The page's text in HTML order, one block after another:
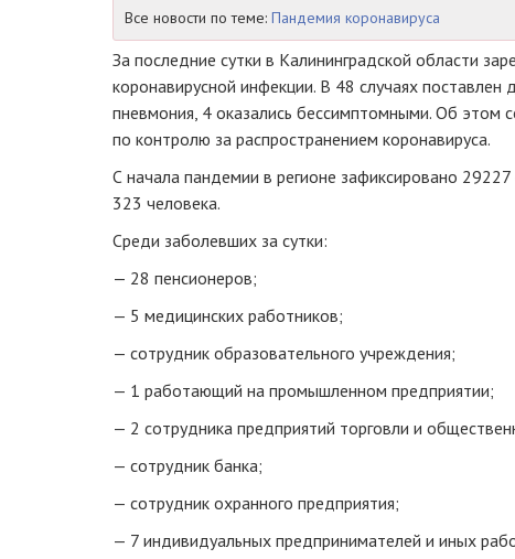
Все новости по теме: Пандемия коронавируса
За последние сутки в Калининградской области
коронавирусной инфекции. В 48 случаях
пневмония, 4 оказались бессимптомными. Об этом
по контролю за распространением коронавируса.
С начала пандемии в регионе зафиксировано 29227
323 человека.
Среди заболевших за сутки:
— 28 пенсионеров;
— 5 медицинских работников;
— сотрудник образовательного учреждения;
— 1 работающий на промышленном предприятии;
— 2 сотрудника предприятий торговли и
— сотрудник банка;
— сотрудник охранного предприятия;
— 7 индивидуальных предпринимателей и иных